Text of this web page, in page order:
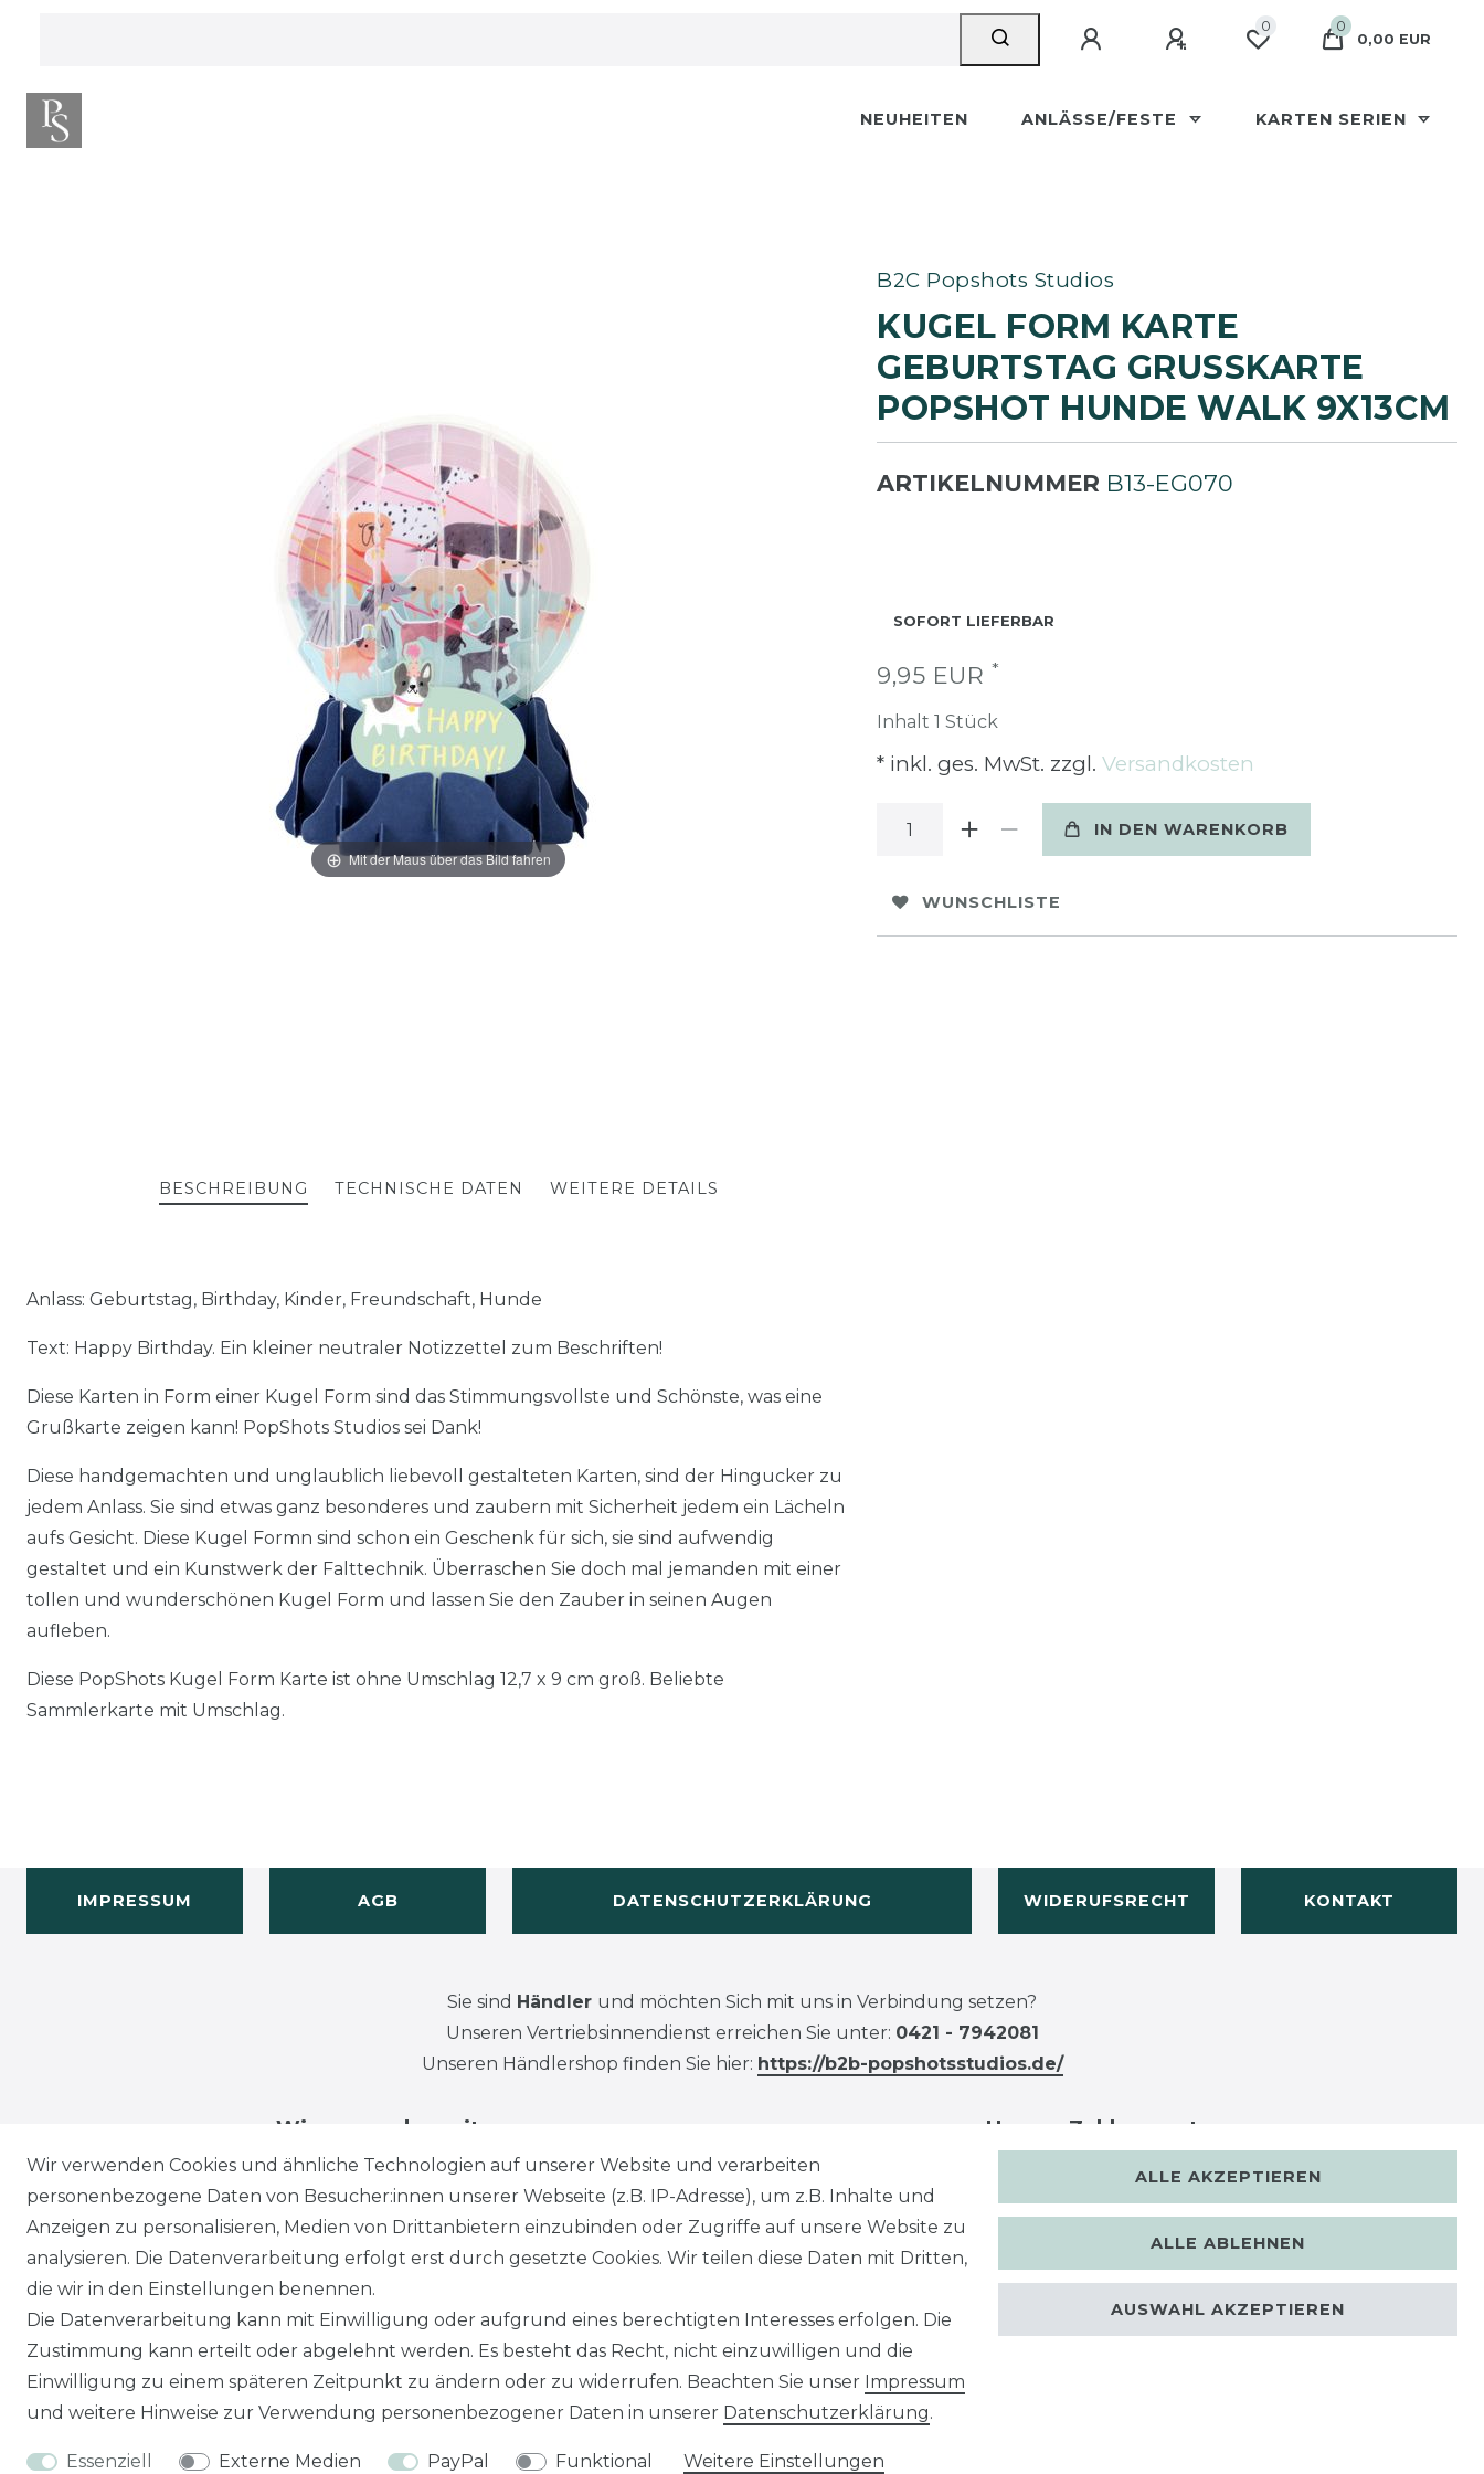
0
0
0,00 EUR
NEUHEITEN ANLÄSSE/FESTE KARTEN SERIEN
Mit der Maus über das Bild fahren
B2C Popshots Studios
KUGEL FORM KARTE
GEBURTSTAG GRUSSKARTE P
OPSHOT HUNDE WALK 9X13CM
ARTIKELNUMMER B13-EG070
SOFORT LIEFERBAR
9,95 EUR *
Inhalt 1 Stück
* inkl. ges. MwSt. zzgl. Versandkosten
IN DEN WARENKORB
WUNSCHLISTE
BESCHREIBUNG TECHNISCHE DATEN WEITERE DETAILS
Anlass: Geburtstag, Birthday, Kinder, Freundschaft, Hunde
Text: Happy Birthday. Ein kleiner neutraler Notizzettel zum Beschriften!
Diese Karten in Form einer Kugel Form sind das Stimmungsvollste und Schönste, was eine
Grußkarte zeigen kann! PopShots Studios sei Dank!
Diese handgemachten und unglaublich liebevoll gestalteten Karten, sind der Hingucker zu
jedem Anlass. Sie sind etwas ganz besonderes und zaubern mit Sicherheit jedem ein Lächeln
aufs Gesicht. Diese Kugel Formn sind schon ein Geschenk für sich, sie sind aufwendig
gestaltet und ein Kunstwerk der Falttechnik. Überraschen Sie doch mal jemanden mit einer
tollen und wunderschönen Kugel Form und lassen Sie den Zauber in seinen Augen
aufleben.
Diese PopShots Kugel Form Karte ist ohne Umschlag 12,7 x 9 cm groß. Beliebte
Sammlerkarte mit Umschlag.
IMPRESSUM AGB DATENSCHUTZERKLÄRUNG WIDERUFSRECHT KONTAKT
Sie sind Händler und möchten Sich mit uns in Verbindung setzen?
Unseren Vertriebsinnendienst erreichen Sie unter: 0421 - 7942081
Unseren Händlershop finden Sie hier: https://b2b-popshotsstudios.de/
Wir versenden mit Unsere Zahlungsarten
Wir verwenden Cookies und ähnliche Technologien auf unserer Website und verarbeiten
personenbezogene Daten von Besucher:innen unserer Webseite (z.B. IP-Adresse), um z.B. Inhalte und
Anzeigen zu personalisieren, Medien von Drittanbietern einzubinden oder Zugriffe auf unsere Website zu
analysieren. Die Datenverarbeitung erfolgt erst durch gesetzte Cookies. Wir teilen diese Daten mit Dritten,
die wir in den Einstellungen benennen.
Die Datenverarbeitung kann mit Einwilligung oder aufgrund eines berechtigten Interesses erfolgen. Die
Zustimmung kann erteilt oder abgelehnt werden. Es besteht das Recht, nicht einzuwilligen und die
Einwilligung zu einem späteren Zeitpunkt zu ändern oder zu widerrufen. Beachten Sie unser Impressum
und weitere Hinweise zur Verwendung personenbezogener Daten in unserer Daten­schutz­erklärung.
Essenziell Externe Medien PayPal Funktional Weitere Einstellungen
ALLE AKZEPTIEREN
ALLE ABLEHNEN
AUSWAHL AKZEPTIEREN